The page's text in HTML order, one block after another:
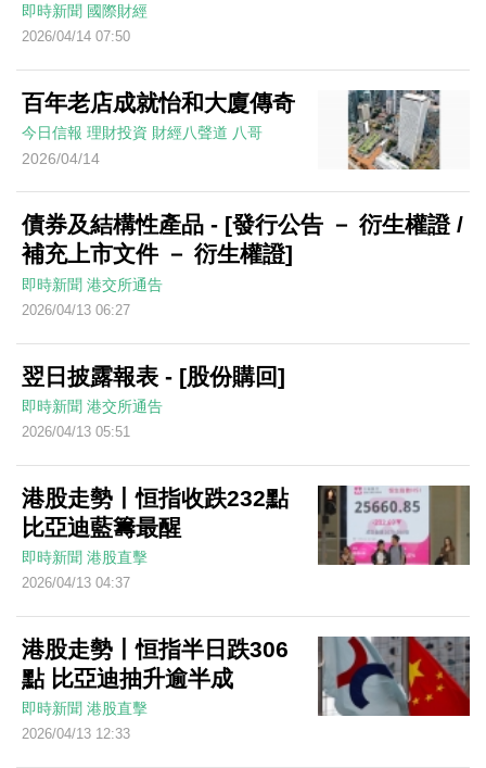
即時新聞 國際財經
2026/04/14 07:50
百年老店成就怡和大廈傳奇
今日信報 理財投資 財經八聲道 八哥
2026/04/14
債券及結構性產品 - [發行公告 － 衍生權證 /
補充上市文件 － 衍生權證]
即時新聞 港交所通告
2026/04/13 06:27
翌日披露報表 - [股份購回]
即時新聞 港交所通告
2026/04/13 05:51
港股走勢丨恒指收跌232點
比亞迪藍籌最醒
即時新聞 港股直擊
2026/04/13 04:37
港股走勢丨恒指半日跌306
點 比亞迪抽升逾半成
即時新聞 港股直擊
2026/04/13 12:33